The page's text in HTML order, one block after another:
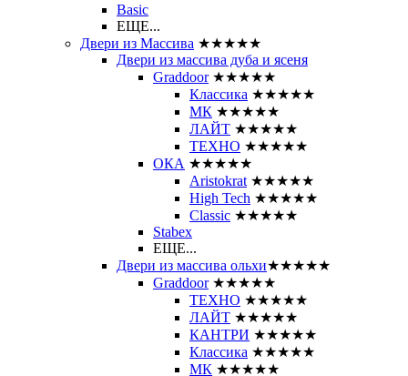
Basic
ЕЩЕ...
Двери из Массива ★★★★★
Двери из массива дуба и ясеня
Graddoor ★★★★★
Классика ★★★★★
МК ★★★★★
ЛАЙТ ★★★★★
ТЕХНО ★★★★★
ОКА ★★★★★
Aristokrat ★★★★★
High Tech ★★★★★
Classic ★★★★★
Stabex
ЕЩЕ...
Двери из массива ольхи★★★★★
Graddoor ★★★★★
ТЕХНО ★★★★★
ЛАЙТ ★★★★★
КАНТРИ ★★★★★
Классика ★★★★★
МК ★★★★★